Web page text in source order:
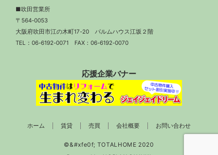
■吹田営業所
〒564-0053
大阪府吹田市江の木町17-20 パルムハウス江坂２階
TEL： 06-6192-0071 FAX：06-6192-0070
応援企業バナー
ホーム 賃貸 売買 会社概要 お問い合わせ